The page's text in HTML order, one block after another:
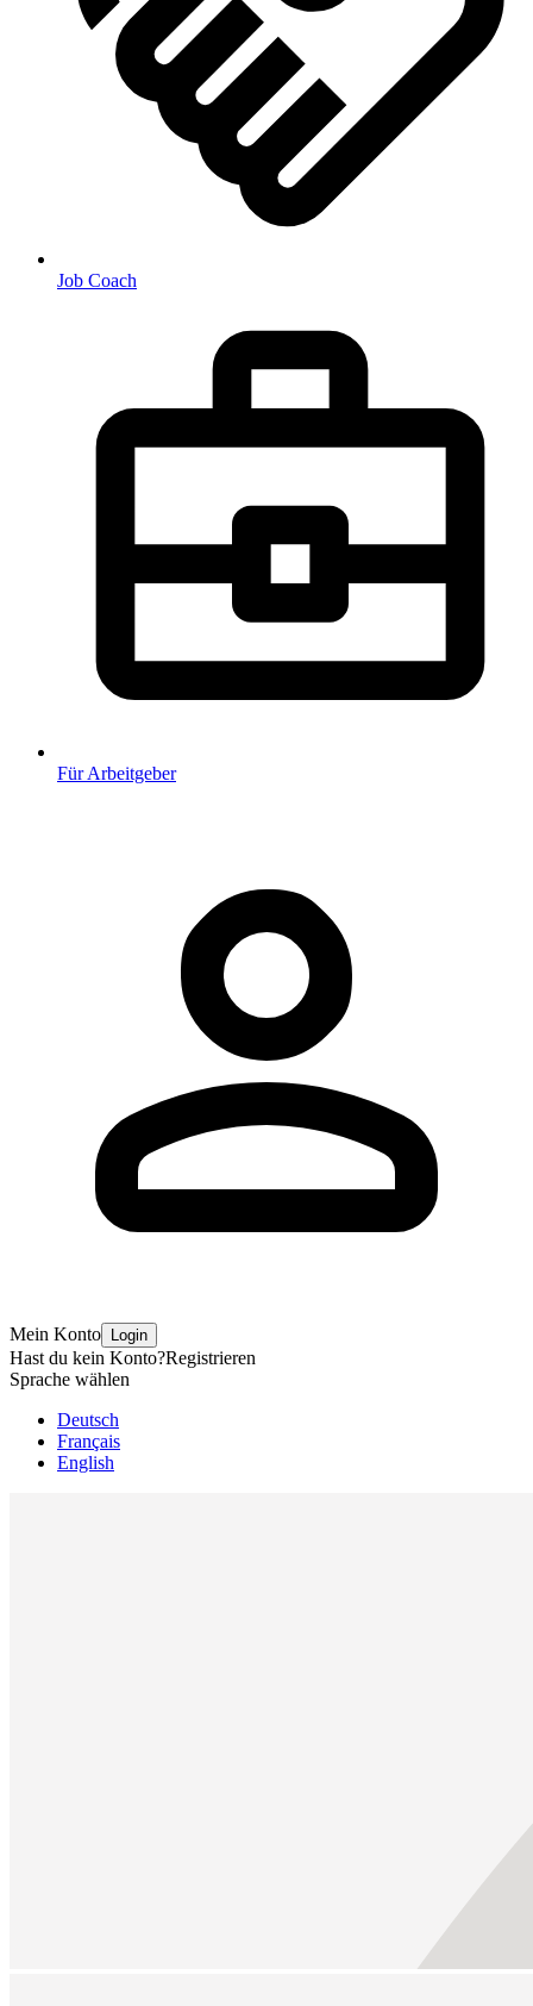
Job Coach
Für Arbeitgeber
Mein Konto Login
Hast du kein Konto?Registrieren
Sprache wählen
Deutsch
Français
English